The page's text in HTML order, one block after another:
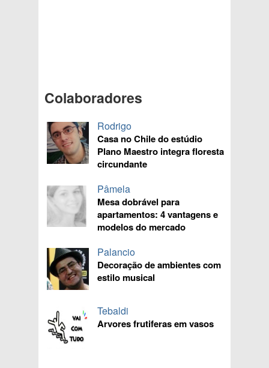
Colaboradores
Rodrigo
Casa no Chile do estúdio
Plano Maestro integra floresta
circundante
Pâmela
Mesa dobrável para
apartamentos: 4 vantagens e
modelos do mercado
Palancio
Decoração de ambientes com
estilo musical
Tebaldi
Arvores frutiferas em vasos